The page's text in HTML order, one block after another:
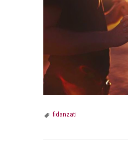
fidanzati